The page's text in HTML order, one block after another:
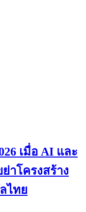
เมื่อ AI และ
าโครงสร้าง
ไทย